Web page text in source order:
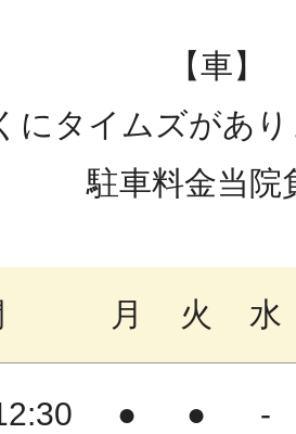
【車】
にタイムズがあ
駐車料金当院
月 火 水
● ● -